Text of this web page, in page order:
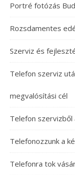
Portré fotózás
Rozsdamentes
Szerviz és
Telefon szerviz
megvalósítási cél
Telefon szervizből
Telefonozzunk a
Telefonra tok